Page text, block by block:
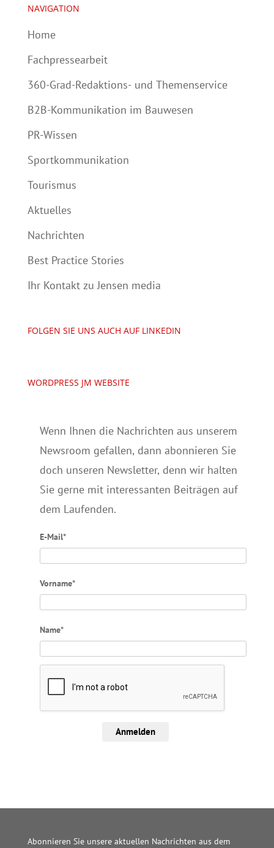
NAVIGATION
Home
Fachpressearbeit
360-Grad-Redaktions- und Themenservice
B2B-Kommunikation im Bauwesen
PR-Wissen
Sportkommunikation
Tourismus
Aktuelles
Nachrichten
Best Practice Stories
Ihr Kontakt zu Jensen media
FOLGEN SIE UNS AUCH AUF LINKEDIN
WORDPRESS JM WEBSITE
Wenn Ihnen die Nachrichten aus unserem
Newsroom gefallen, dann abonnieren Sie
doch unseren Newsletter, denn wir halten
Sie gerne mit interessanten Beiträgen auf
dem Laufenden.
E-Mail*
Vorname*
Name*
Anmelden
Abonnieren Sie unsere aktuellen Nachrichten aus dem